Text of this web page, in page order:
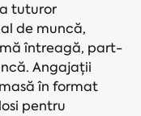
tuturor
de muncă,
întreagă, part-
Angajații
în format
pentru